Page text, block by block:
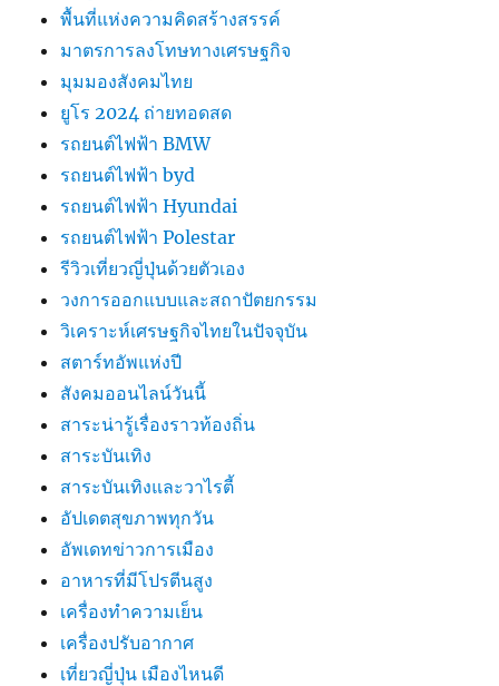
พื้นที่แห่งความคิดสร้างสรรค์
มาตรการลงโทษทางเศรษฐกิจ
มุมมองสังคมไทย
ยูโร 2024 ถ่ายทอดสด
รถยนต์ไฟฟ้า BMW
รถยนต์ไฟฟ้า byd
รถยนต์ไฟฟ้า Hyundai
รถยนต์ไฟฟ้า Polestar
รีวิวเที่ยวญี่ปุ่นด้วยตัวเอง
วงการออกแบบและสถาปัตยกรรม
วิเคราะห์เศรษฐกิจไทยในปัจจุบัน
สตาร์ทอัพแห่งปี
สังคมออนไลน์วันนี้
สาระน่ารู้เรื่องราวท้องถิ่น
สาระบันเทิง
สาระบันเทิงและวาไรตี้
อัปเดตสุขภาพทุกวัน
อัพเดทข่าวการเมือง
อาหารที่มีโปรตีนสูง
เครื่องทำความเย็น
เครื่องปรับอากาศ
เที่ยวญี่ปุ่น เมืองไหนดี